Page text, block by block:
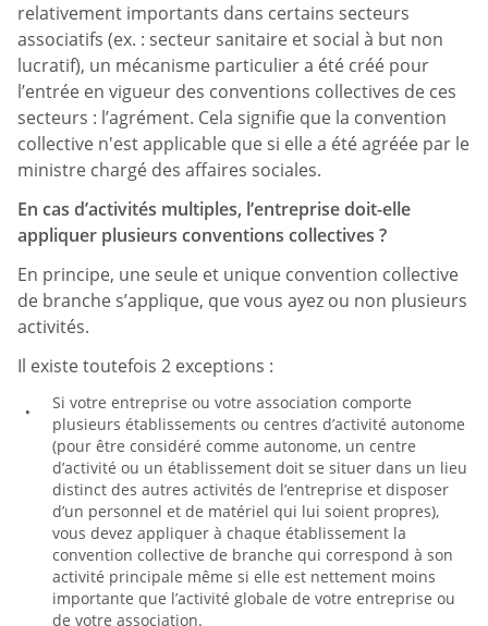
relativement importants dans certains secteurs
associatifs (ex. : secteur sanitaire et social à but non
lucratif), un mécanisme particulier a été créé pour
l’entrée en vigueur des conventions collectives de ces
secteurs : l’agrément. Cela signifie que la convention
collective n'est applicable que si elle a été agréée par le
ministre chargé des affaires sociales.
En cas d’activités multiples, l’entreprise doit-elle
appliquer plusieurs conventions collectives ?
En principe, une seule et unique convention collective
de branche s’applique, que vous ayez ou non plusieurs
activités.
Il existe toutefois 2 exceptions :
Si votre entreprise ou votre association comporte
plusieurs établissements ou centres d’activité autonome
(pour être considéré comme autonome, un centre
d’activité ou un établissement doit se situer dans un lieu
distinct des autres activités de l’entreprise et disposer
d’un personnel et de matériel qui lui soient propres),
vous devez appliquer à chaque établissement la
convention collective de branche qui correspond à son
activité principale même si elle est nettement moins
importante que l’activité globale de votre entreprise ou
de votre association.